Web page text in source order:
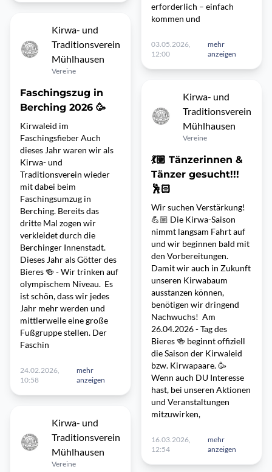
Kirwa- und
Traditionsverein
Mühlhausen
Vereine
Faschingszug in
Berching 2026 🥳
Kirwaleid im
Faschingsfieber Auch
dieses Jahr waren wir als
Kirwa- und
Traditionsverein wieder
mit dabei beim
Faschingsumzug in
Berching. Bereits das
dritte Mal zogen wir
verkleidet durch die
Berchinger Innenstadt.
Dieses Jahr als Götter des
Bieres 🍻 - Wir trinken auf
olympischem Niveau. Es
ist schön, dass wir jedes
Jahr mehr werden und
mittlerweile eine große
Fußgruppe stellen. Der
Faschin
24.02.2026,
10:58
mehr
anzeigen
Kirwa- und
Traditionsverein
Mühlhausen
Vereine
erforderlich – einfach
kommen und
03.05.2026,
12:00
mehr
anzeigen
Kirwa- und
Traditionsverein
Mühlhausen
Vereine
💃🏼 Tänzerinnen &
Tänzer gesucht!!!
🕺🏻
Wir suchen Verstärkung!
💪🏼 Die Kirwa-Saison
nimmt langsam Fahrt auf
und wir beginnen bald mit
den Vorbereitungen.
Damit wir auch in Zukunft
unseren Kirwabaum
ausstanzen können,
benötigen wir dringend
Nachwuchs! Am
26.04.2026 - Tag des
Bieres 🍻 beginnt offiziell
die Saison der Kirwaleid
bzw. Kirwapaare. 🥳
Wenn auch DU Interesse
hast, bei unseren Aktionen
und Veranstaltungen
mitzuwirken,
16.03.2026,
12:54
mehr
anzeigen